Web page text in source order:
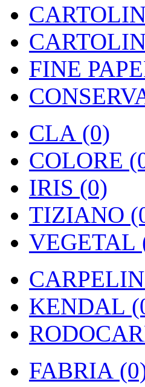
FINE
CLA (0)
COLORE
IRIS (0)
TIZIANO
VEGETAL
KENDAL
FABRIA